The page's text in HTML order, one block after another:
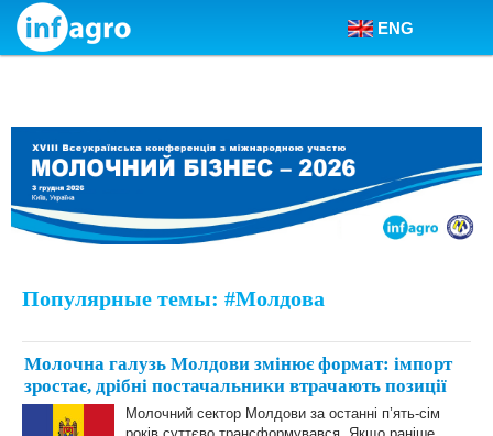
Skip to content
ENG
Популярные темы: #Молдова
Молочна галузь Молдови змінює формат: імпорт
зростає, дрібні постачальники втрачають позиції
Молочний сектор Молдови за останні п’ять-сім